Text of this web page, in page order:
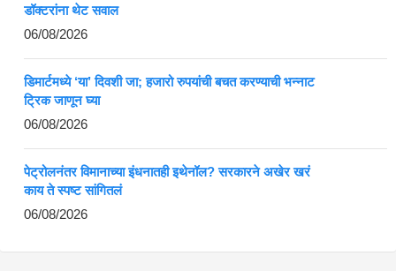
डॉक्टरांना थेट सवाल
06/08/2026
डिमार्टमध्ये ‘या’ दिवशी जा; हजारो रुपयांची बचत करण्याची भन्नाट
ट्रिक जाणून घ्या
06/08/2026
पेट्रोलनंतर विमानाच्या इंधनातही इथेनॉल? सरकारने अखेर खरं
काय ते स्पष्ट सांगितलं
06/08/2026